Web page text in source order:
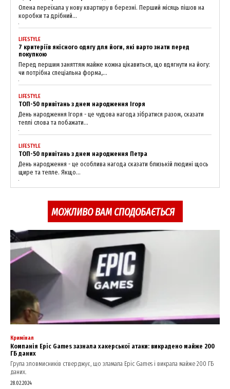
SUBSCRIBE NOW
Company
Contact us
My account
Олена переїхала у нову квартиру в березні. Перший місяць пішов на
коробки та дрібний...
LIFESTYLE
7 критеріїв якісного одягу для йоги, які варто знати перед
покупкою
Перед першим заняттям майже кожна цікавиться, що вдягнути на йогу:
чи потрібна спеціальна форма,...
LIFESTYLE
ТОП-50 привітань з днем народження Ігоря
День народження Ігоря - це чудова нагода зібратися разом, сказати
теплі слова та побажати...
LIFESTYLE
ТОП-50 привітань з днем народження Петра
День народження - це особлива нагода сказати близькій людині щось
щире та тепле. Якщо...
МОЖЛИВО ВАМ СПОДОБАЄТЬСЯ
Кримінал
Компанія Epic Games зазнала хакерської атаки: викрадено майже 200
ГБ даних
Група зловмисників стверджує, що зламала Epic Games і викрала майже 200 ГБ
даних.
28.02.2024